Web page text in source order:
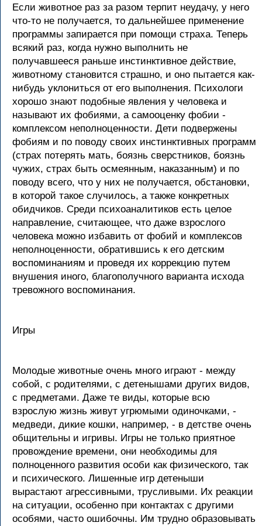
Если животное раз за разом терпит неудачу, у него
что-то не получается, то дальнейшее применение
программы запирается при помощи страха. Теперь
всякий раз, когда нужно выполнить не
получавшееся раньше инстинктивное действие,
животному становится страшно, и оно пытается как-
нибудь уклониться от его выполнения. Психологи
хорошо знают подобные явления у человека и
называют их фобиями, а самооценку фобии -
комплексом неполноценности. Дети подвержены
фобиям и по поводу своих инстинктивных программ
(страх потерять мать, боязнь сверстников, боязнь
чужих, страх быть осмеянным, наказанным) и по
поводу всего, что у них не получается, обстановки,
в которой такое случилось, а также конкретных
обидчиков. Среди психоаналитиков есть целое
направление, считающее, что даже взрослого
человека можно избавить от фобий и комплексов
неполноценности, обратившись к его детским
воспоминаниям и проведя их коррекцию путем
внушения иного, благополучного варианта исхода
тревожного воспоминания.
Игры
Молодые животные очень много играют - между
собой, с родителями, с детенышами других видов,
с предметами. Даже те виды, которые всю
взрослую жизнь живут угрюмыми одиночками, -
медведи, дикие кошки, например, - в детстве очень
общительны и игривы. Игры не только приятное
провождение времени, они необходимы для
полноценного развития особи как физического, так
и психического. Лишенные игр детеныши
вырастают агрессивными, трусливыми. Их реакции
на ситуации, особенно при контактах с другими
особями, часто ошибочны. Им трудно образовывать